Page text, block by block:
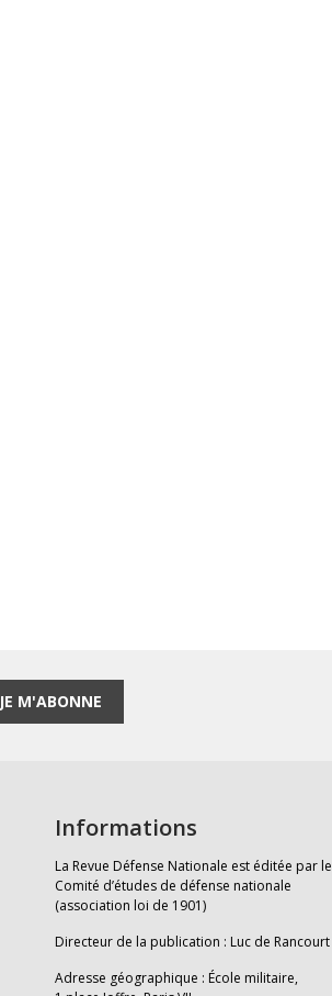
JE M'ABONNE
Informations
La Revue Défense Nationale est éditée par le
Comité d’études de défense nationale
(association loi de 1901)
Directeur de la publication : Luc de Rancourt
Adresse géographique : École militaire,